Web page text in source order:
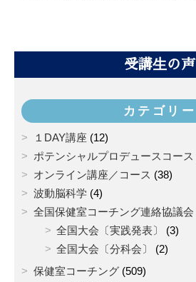
受講生の声
カテゴリー
１DAY講座 (12)
ポテンシャルプロデュースコース
オンライン講座／コース (38)
波動脳科学 (4)
全国保健室コーチング連絡協議会
全国大会〔実践発表〕
(3)
全国大会〔分科会〕
(2)
保健室コーチング(509)